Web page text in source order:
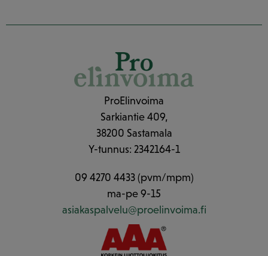
ProElinvoima
Sarkiantie 409,
38200 Sastamala
Y-tunnus: 2342164-1
09 4270 4433 (pvm/mpm)
ma-pe 9-15
asiakaspalvelu@proelinvoima.fi